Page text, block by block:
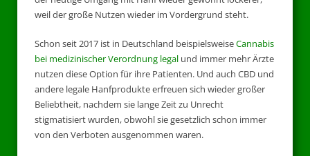
weil der große Nutzen wieder im Vordergrund steht.
Schon seit 2017 ist in Deutschland beispielsweiseCannabis
bei medizinischer Verordnung legal und immer mehr Ärzte
nutzen diese Option für ihre Patienten. Und auch CBD und
andere legale Hanfprodukte erfreuen sich wieder großer
Beliebtheit, nachdem sie lange Zeit zu Unrecht
stigmatisiert wurden, obwohl sie gesetzlich schon immer
von den Verboten ausgenommen waren.